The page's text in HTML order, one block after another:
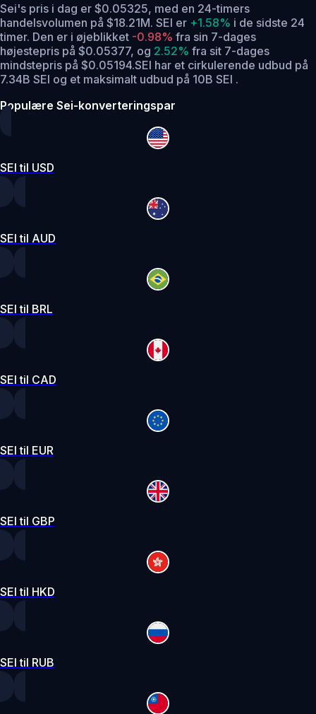
Sei's pris i dag er $0.05325, med en 24-timers
handelsvolumen på $18.21M. SEI er +1.58% i de sidste 24
timer. Den er i øjeblikket -0.98% fra sin 7-dages
højestepris på $0.05377, og 2.52% fra sit 7-dages
mindstepris på $0.05194.SEI har et cirkulerende udbud på
7.34B SEI og et maksimalt udbud på 10B SEI .
Populære Sei-konverteringspar
SEI til USD
SEI til AUD
SEI til BRL
SEI til CAD
SEI til EUR
SEI til GBP
SEI til HKD
SEI til RUB